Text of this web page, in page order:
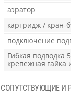
аэратор
картридж / кран-
подключение
Гибкая подводка
крепежная гайка
СОПУТСТВУЮЩИЕ И